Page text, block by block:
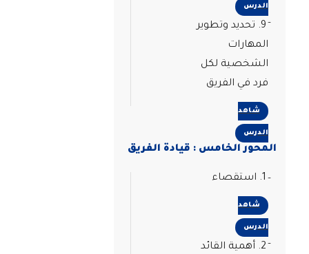
الدرس
9. تحديد وتطوير
المهارات
الشخصية لكل
فرد في الفريق
شاهد
الدرس
المحور الخامس : قيادة الفريق
شاهد
الدرس
2. أهمية القائد